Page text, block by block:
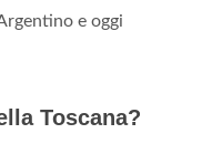
e oggi
Toscana?